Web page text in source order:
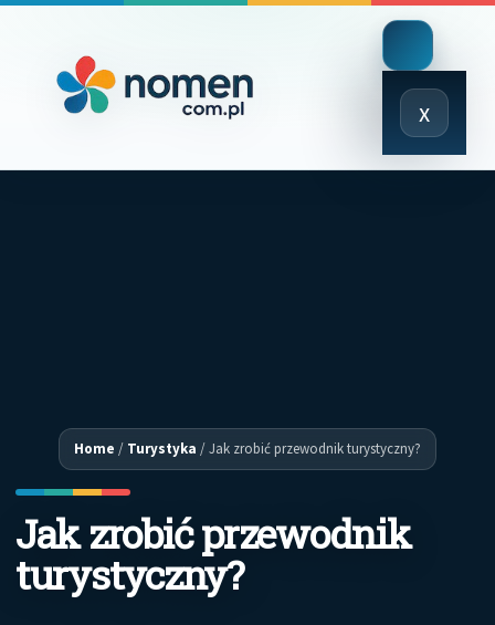
x
Close
Menu
Home / Turystyka /Jak zrobić przewodnik turystyczny?
Jak zrobić przewodnik
turystyczny?